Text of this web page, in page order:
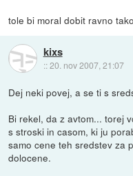
tole bi moral dobit ravno
kixs
::20. nov 2007, 21:07
Dej neki povej, a se ti s
Bi rekel, da z avtom... torej
s stroski in casom, ki ju
samo cene teh sredstev za
dolocene.